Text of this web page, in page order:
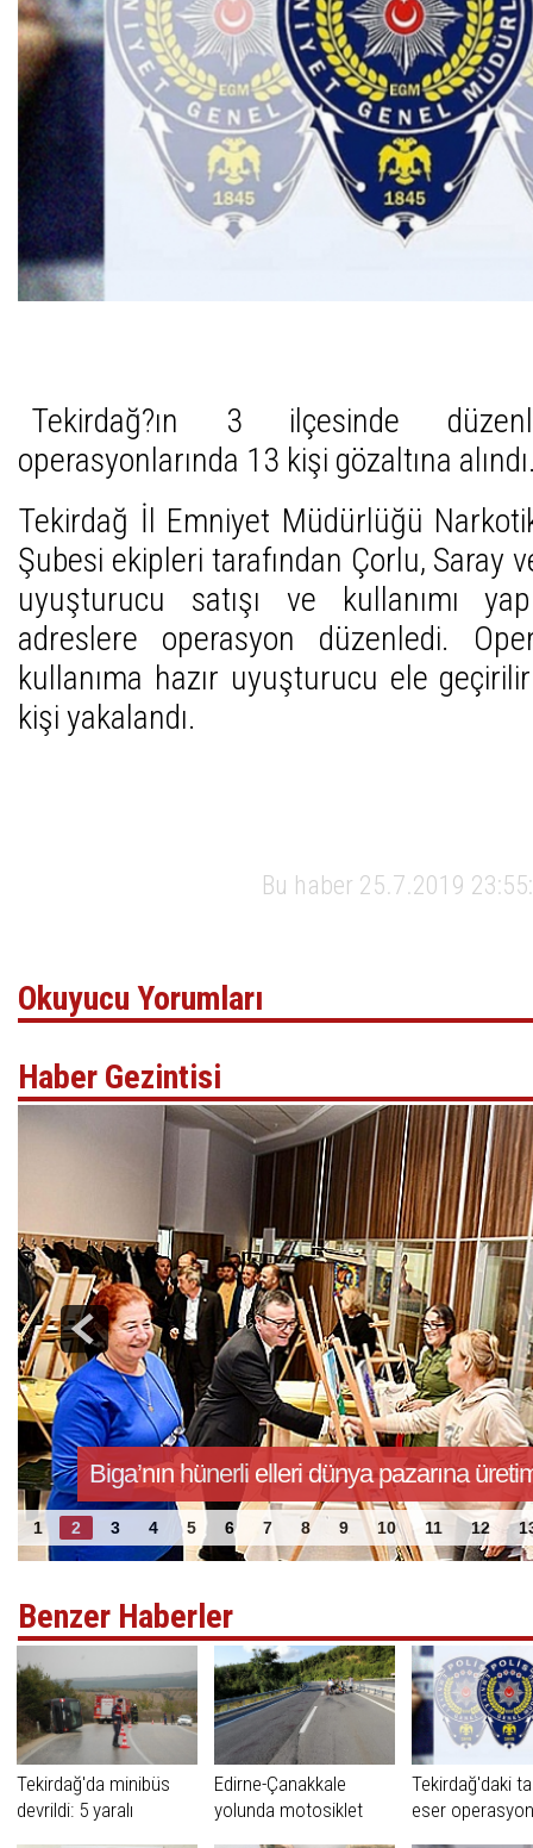
Tekirdağ?ın 3 ilçesinde
operasyonlarında 13 kişi gözaltına
Tekirdağ İl Emniyet Müdürlüğü
Şubesi ekipleri tarafından Çorlu, Saray
uyuşturucu satışı ve kullanımı
adreslere operasyon düzenledi.
kullanıma hazır uyuşturucu ele
kişi yakalandı.
Bu haber 25.7.2019
Okuyucu Yorumları
Haber Gezintisi
1 2 3 4 5 6 7 8 9 10 11 12
Biga’nın hünerli elleri dünya pazarına
Benzer Haberler
Tekirdağ'da minibüs
devrildi: 5 yaralı
Edirne-Çanakkale
yolunda motosiklet
Tekirdağ'daki
eser